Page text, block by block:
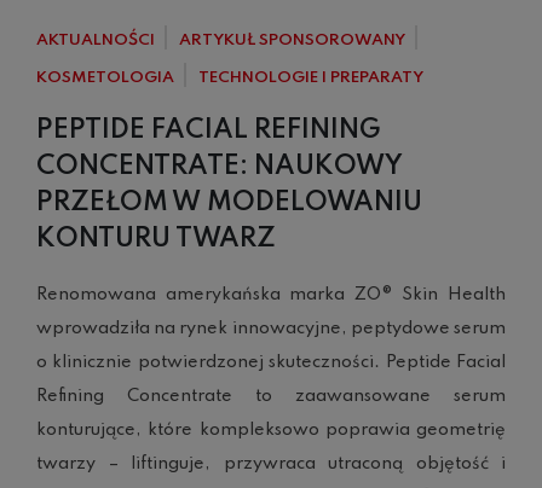
AKTUALNOŚCI ARTYKUŁ SPONSOROWANY
KOSMETOLOGIA TECHNOLOGIE I PREPARATY
PEPTIDE FACIAL REFINING
CONCENTRATE: NAUKOWY
PRZEŁOM W MODELOWANIU
KONTURU TWARZ
Renomowana amerykańska marka ZO® Skin Health
wprowadziła na rynek innowacyjne, peptydowe serum
o klinicznie potwierdzonej skuteczności. Peptide Facial
Refining Concentrate to zaawansowane serum
konturujące, które kompleksowo poprawia geometrię
twarzy – liftinguje, przywraca utraconą objętość i